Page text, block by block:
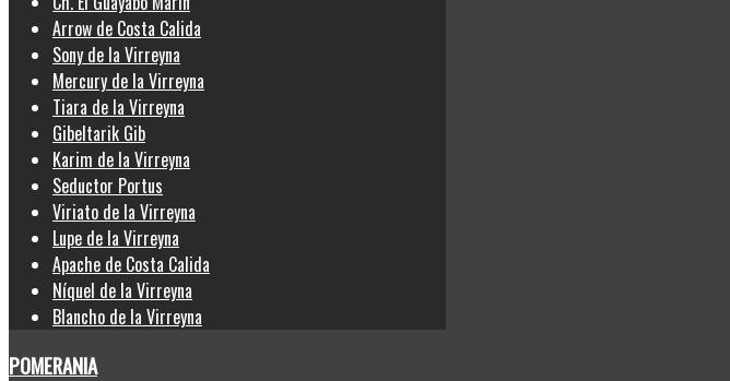
Arrow de Costa Calida
Sony de la Virreyna
Mercury de la Virreyna
Tiara de la Virreyna
Gibeltarik Gib
Karim de la Virreyna
Seductor Portus
Viriato de la Virreyna
Lupe de la Virreyna
Apache de Costa Calida
Níquel de la Virreyna
Blancho de la Virreyna
POMERANIA